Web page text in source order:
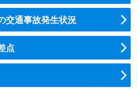
交通事故発生状況
点